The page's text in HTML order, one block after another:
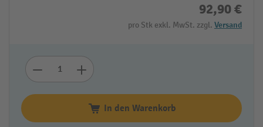
92,90 €
pro Stk exkl. MwSt. zzgl. Versand
In den Warenkorb